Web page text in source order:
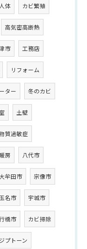
人体 カビ繁殖
高気密高断熱
市 工務店
リフォーム
ター 冬のカビ
土壁
質過敏症
房 八代市
牟田市 宗像市
玉名市 宇城市
橋市 カビ掃除
ジプトーン